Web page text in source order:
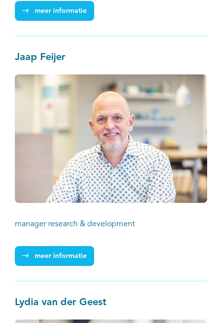
meer informatie
Jaap Feijer
manager research & development
meer informatie
Lydia van der Geest